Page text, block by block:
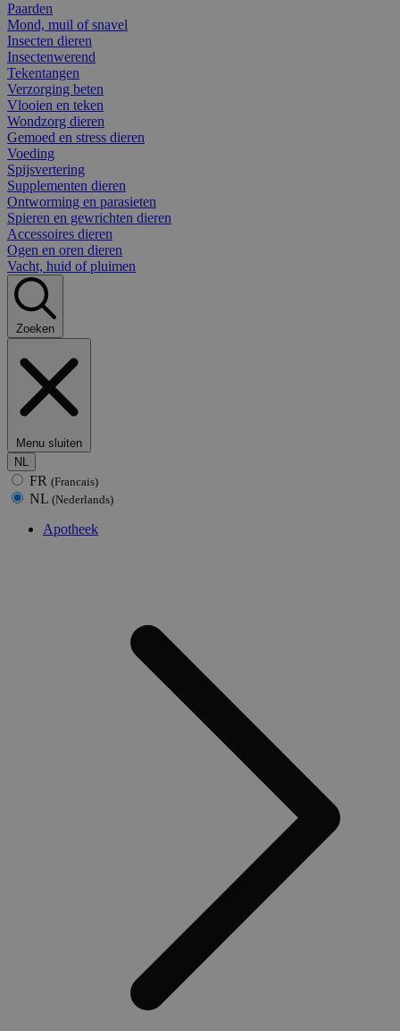
Paarden
Mond, muil of snavel
Insecten dieren
Insectenwerend
Tekentangen
Verzorging beten
Vlooien en teken
Wondzorg dieren
Gemoed en stress dieren
Voeding
Spijsvertering
Supplementen dieren
Ontworming en parasieten
Spieren en gewrichten dieren
Accessoires dieren
Ogen en oren dieren
Vacht, huid of pluimen
Zoeken
Menu sluiten
NL
FR (Francais)
NL (Nederlands)
Apotheek